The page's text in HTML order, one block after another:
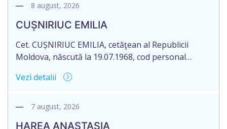
8 august, 2026
CUȘNIRIUC EMILIA
Cet. CUȘNIRIUC EMILIA, cetăţean al Republicii
Moldova, născută la 19.07.1968, cod personal
raionul Fălești, satul Comarovca, aduce la
Certificatului de moștenitor legal, înregistrat sub
Vezi detalii
7 august, 2026
HAREA ANASTASIA